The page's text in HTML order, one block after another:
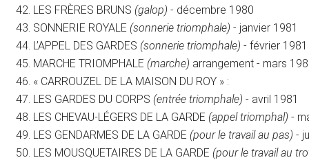
LES FRÈRES BRUNS (galop) - décembre 1980
SONNERIE ROYALE (sonnerie triomphale) - janvier 1981
L’APPEL DES GARDES (sonnerie triomphale) - février 1981
MARCHE TRIOMPHALE (marche) arrangement - mars
« CARROUZEL DE LA MAISON DU ROY » :
LES GARDES DU CORPS (entrée triomphale) - avril 1981
LES CHEVAU-LÉGERS DE LA GARDE (appel triomphal) -
LES GENDARMES DE LA GARDE (pour le travail au pas) -
LES MOUSQUETAIRES DE LA GARDE (pour le travail au